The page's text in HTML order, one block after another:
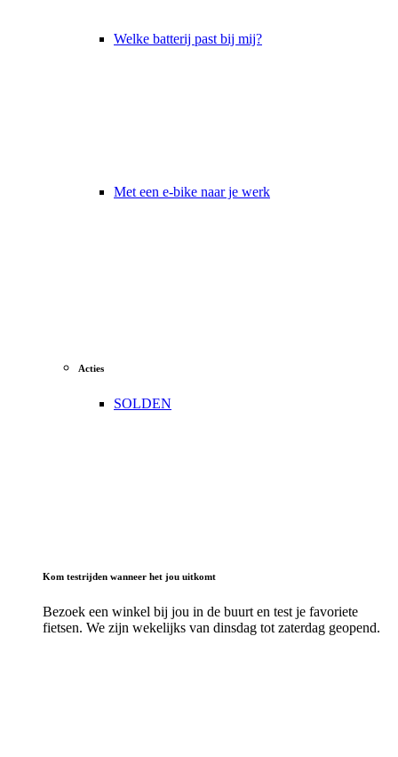
Welke batterij past bij mij?
Met een e-bike naar je werk
Acties
SOLDEN
Kom testrijden wanneer het jou uitkomt
Bezoek een winkel bij jou in de buurt en test je favoriete
fietsen. We zijn wekelijks van dinsdag tot zaterdag geopend.